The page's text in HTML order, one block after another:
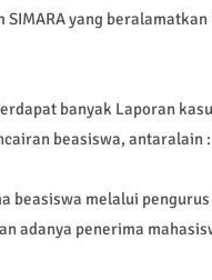
SIMARA yang
banyak Laporan
beasiswa, antaralain :
beasiswa melalui
adanya penerima